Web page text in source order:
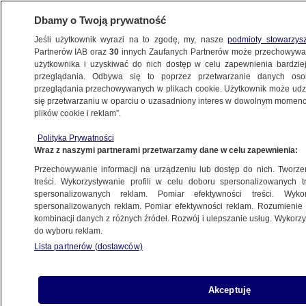
KONKRET24
ŚWIAT
z Finlandią? Wyjaśniamy, skąd ten film
14.04.2023, 10:58
Udostępnij
Dbamy o Twoją prywatność
Jeśli użytkownik wyrazi na to zgodę, my, naszepodmioty
Partnerów IAB oraz30 innych Zaufanych Partnerów może
użytkownika i uzyskiwać do nich dostęp w celu zapewnienia
przeglądania. Odbywa się to poprzez przetwarzanie danych
przeglądania przechowywanych w plikach cookie. Użytkownik może
się przetwarzaniu w oparciu o uzasadniony interes w dowolnym
plików cookie i reklam”.
Polityka Prywatności
Wraz z naszymi partnerami przetwarzamy dane w celu zapewnienia:
Przechowywanie informacji na urządzeniu lub dostęp do nich.
treści. Wykorzystywanie profili w celu doboru spersonalizowanych
spersonalizowanych reklam. Pomiar efektywności treści.
spersonalizowanych reklam. Pomiar efektywności reklam.
kombinacji danych z różnych źródeł. Rozwój i ulepszanie usług.
do wyboru reklam.
Lista partnerów (dostawców)
Akceptuję